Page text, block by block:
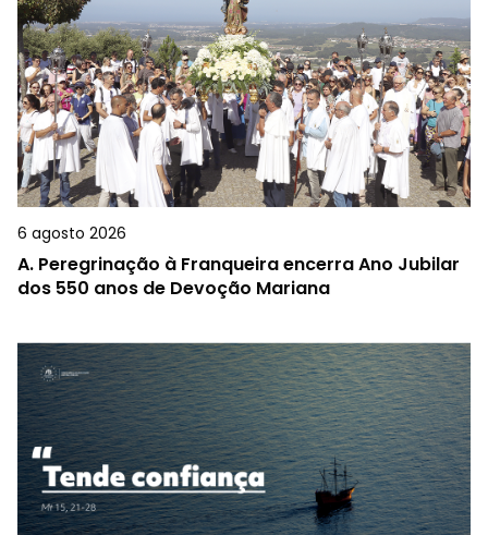
6 agosto 2026
A. Peregrinação à Franqueira encerra Ano Jubilar
dos 550 anos de Devoção Mariana